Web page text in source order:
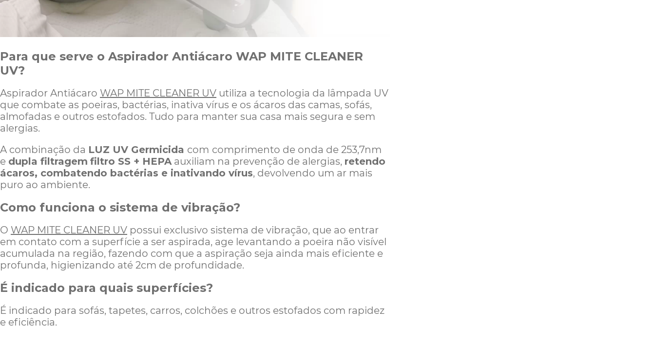
Para que serve o Aspirador Antiácaro WAP MITE CLEANER
UV?
Aspirador Antiácaro WAP MITE CLEANER UV utiliza a tecnologia da lâmpada UV
que combate as poeiras, bactérias, inativa vírus e os ácaros das camas, sofás,
almofadas e outros estofados. Tudo para manter sua casa mais segura e sem
alergias.
A combinação da LUZ UV Germicida com comprimento de onda de 253,7nm
e dupla filtragem filtro SS + HEPAauxiliam na prevenção de alergias, retendo
ácaros, combatendo bactérias e inativando vírus, devolvendo um ar mais
puro ao ambiente.
Como funciona o sistema de vibração?
O WAP MITE CLEANER UV possui exclusivo sistema de vibração, que ao entrar
em contato com a superfície a ser aspirada, age levantando a poeira não visível
acumulada na região, fazendo com que a aspiração seja ainda mais eficiente e
profunda, higienizando até 2cm de profundidade.
É indicado para quais superfícies?
É indicado para sofás, tapetes, carros, colchões e outros estofados com rapidez
e eficiência.